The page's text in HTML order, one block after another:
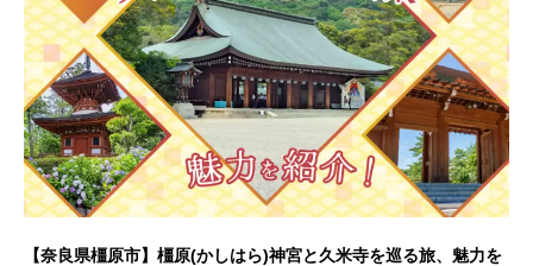
【奈良県橿原市】橿原(かしはら)神宮と久米寺を巡る旅、魅力を